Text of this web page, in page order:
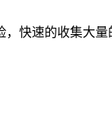
快速的收集大